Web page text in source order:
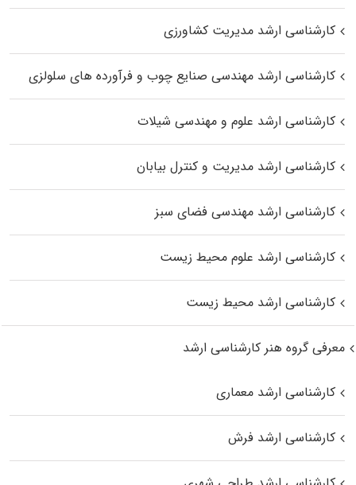
کارشناسی ارشد مدیریت کشاورزی
کارشناسی ارشد مهندسی صنایع چوب و فرآورده‌ های سلولزی
کارشناسی ارشد علوم و مهندسی شیلات
کارشناسی ارشد مدیریت و کنترل بیابان
کارشناسی ارشد مهندسی فضای سبز
کارشناسی ارشد علوم محیط‌ زیست
کارشناسی ارشد محیط زیست
معرفی گروه هنر کارشناسی ارشد
کارشناسی ارشد معماری
کارشناسی ارشد فرش